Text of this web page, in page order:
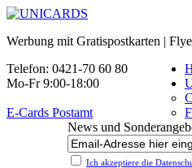
Werbung mit Gratispostkarten |
Telefon: 0421-70 60 80
Mo-Fr 9:00-18:00
E-Cards Postamt
News und
Ich akzeptiere die